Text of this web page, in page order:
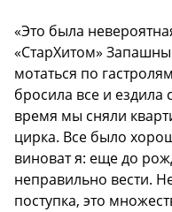
«Это была
«СтарХитом»
мотаться по
бросила все и ездила
время мы сняли
цирка. Все было
виноват я: еще до
неправильно вести.
поступка, это